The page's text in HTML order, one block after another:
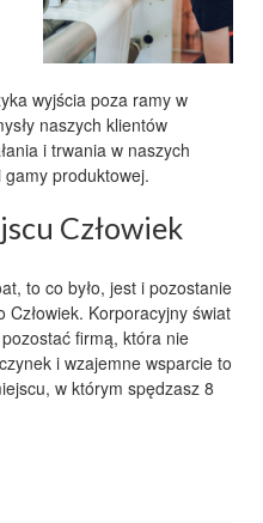
wyjścia poza ramy w
naszych klientów
i trwania w naszych
gamy produktowej.
Człowiek
, to co było, jest i pozostanie
Korporacyjny świat
firmą, która nie
i wzajemne wsparcie to
w którym spędzasz 8